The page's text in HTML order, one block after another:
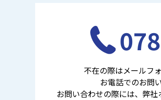
不在の際はメールフ
お電話でのお問
お問い合わせの際には、弊社